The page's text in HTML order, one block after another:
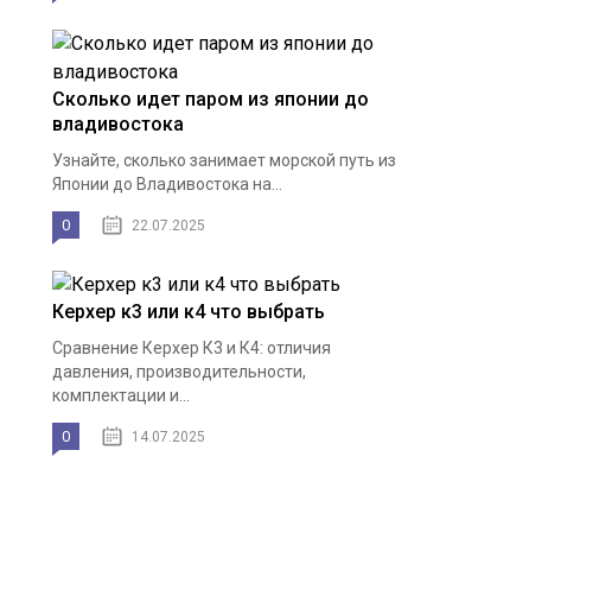
Сколько идет паром из японии до
владивостока
Узнайте, сколько занимает морской путь из
Японии до Владивостока на...
0 22.07.2025
Керхер к3 или к4 что выбрать
Сравнение Керхер К3 и К4: отличия
давления, производительности,
комплектации и...
0 14.07.2025